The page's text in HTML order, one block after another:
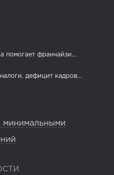
помогает франчайзи...
дефицит кадров...
минимальными